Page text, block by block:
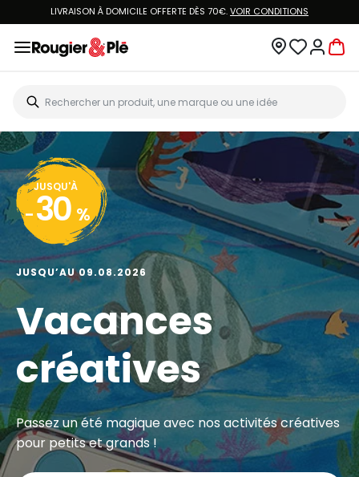
LIVRAISON À DOMICILE OFFERTE DÈS 70€.VOIR CONDITIONS
JUSQU'À
- 30 %
JUSQU’AU 09.08.2026
Vacances
créatives
Passez un été magique avec nos activités créatives
pour petits et grands !